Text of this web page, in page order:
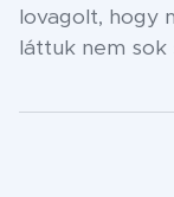
lovagolt, hogy
láttuk nem sok